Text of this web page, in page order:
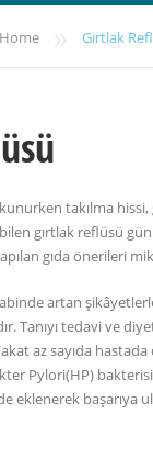
Home » Gırtlak
takılma hissi,
gırtlak reflüsü
gıda önerileri
artan
Tanıyı tedavi ve
az sayıda
Pylori(HP)
eklenerek başarıya